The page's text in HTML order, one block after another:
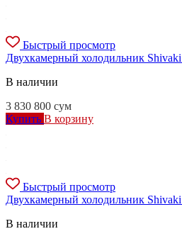
Быстрый просмотр
Двухкамерный холодильник
В наличии
3 830 800 сум
Купить В корзину
Быстрый просмотр
Двухкамерный холодильник
В наличии